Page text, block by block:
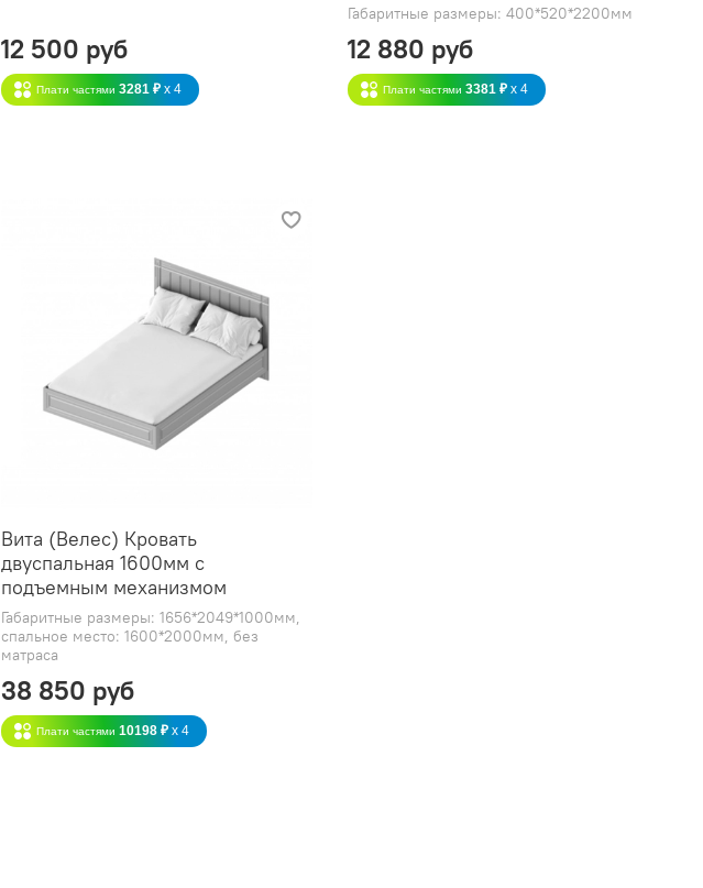
12 500 руб
Плати частями3281 ₽ x 4
Габаритные размеры: 400*520*2200мм
12 880 руб
Плати частями3381 ₽ x 4
Вита (Велес) Кровать
двуспальная 1600мм с
подъемным механизмом
Габаритные размеры: 1656*2049*1000мм,
спальное место: 1600*2000мм, без
матраса
38 850 руб
Плати частями10198 ₽ x 4